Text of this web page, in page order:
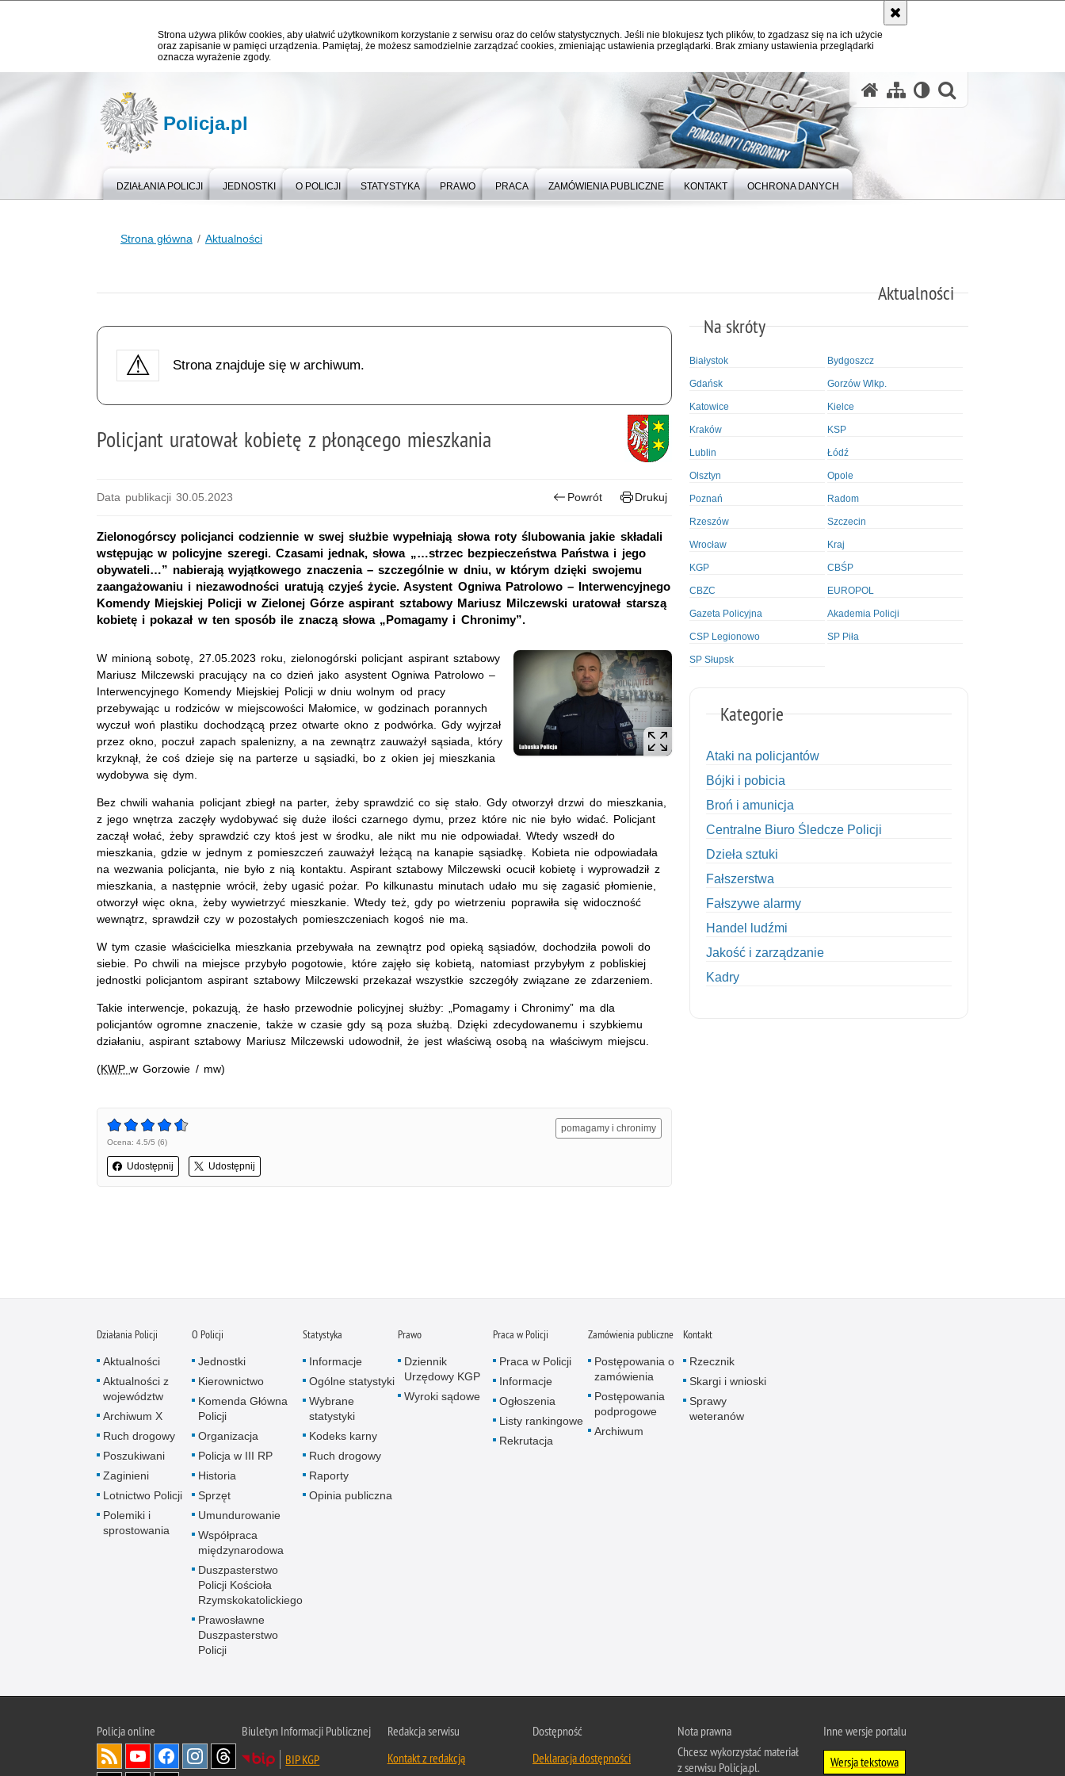
Strona używa plików cookies, aby ułatwić użytkownikom korzystanie z serwisu oraz do celów statystycznych. Jeśli nie blokujesz tych plików, to zgadzasz się na ich użycie
oraz zapisanie w pamięci urządzenia. Pamiętaj, że możesz samodzielnie zarządzać cookies, zmieniając ustawienia przeglądarki. Brak zmiany ustawienia przeglądarki
oznacza wyrażenie zgody.
Policja.pl
DZIAŁANIA POLICJI JEDNOSTKI O POLICJI STATYSTYKA PRAWO PRACA ZAMÓWIENIA PUBLICZNE KONTAKT OCHRONA DANYCH
Strona główna Aktualności
Aktualności
Strona znajduje się w archiwum.
Policjant uratował kobietę z płonącego mieszkania
Data publikacji 30.05.2023 Powrót Drukuj
Zielonogórscy policjanci codziennie w swej służbie wypełniają słowa roty ślubowania jakie składali
wstępując w policyjne szeregi. Czasami jednak, słowa „…strzec bezpieczeństwa Państwa i jego
obywateli…” nabierają wyjątkowego znaczenia – szczególnie w dniu, w którym dzięki swojemu
zaangażowaniu i niezawodności uratują czyjeś życie. Asystent Ogniwa Patrolowo – Interwencyjnego
Komendy Miejskiej Policji w Zielonej Górze aspirant sztabowy Mariusz Milczewski uratował starszą
kobietę i pokazał w ten sposób ile znaczą słowa „Pomagamy i Chronimy”.
W minioną sobotę, 27.05.2023 roku, zielonogórski policjant aspirant sztabowy
Mariusz Milczewski pracujący na co dzień jako asystent Ogniwa Patrolowo –
Interwencyjnego Komendy Miejskiej Policji w dniu wolnym od pracy
przebywając u rodziców w miejscowości Małomice, w godzinach porannych
wyczuł woń plastiku dochodzącą przez otwarte okno z podwórka. Gdy wyjrzał
przez okno, poczuł zapach spalenizny, a na zewnątrz zauważył sąsiada, który
krzyknął, że coś dzieje się na parterze u sąsiadki, bo z okien jej mieszkania
wydobywa się dym.
Bez chwili wahania policjant zbiegł na parter, żeby sprawdzić co się stało. Gdy otworzył drzwi do mieszkania,
z jego wnętrza zaczęły wydobywać się duże ilości czarnego dymu, przez które nic nie było widać. Policjant
zaczął wołać, żeby sprawdzić czy ktoś jest w środku, ale nikt mu nie odpowiadał. Wtedy wszedł do
mieszkania, gdzie w jednym z pomieszczeń zauważył leżącą na kanapie sąsiadkę. Kobieta nie odpowiadała
na wezwania policjanta, nie było z nią kontaktu. Aspirant sztabowy Milczewski ocucił kobietę i wyprowadził z
mieszkania, a następnie wrócił, żeby ugasić pożar. Po kilkunastu minutach udało mu się zagasić płomienie,
otworzył więc okna, żeby wywietrzyć mieszkanie. Wtedy też, gdy po wietrzeniu poprawiła się widoczność
wewnątrz, sprawdził czy w pozostałych pomieszczeniach kogoś nie ma.
W tym czasie właścicielka mieszkania przebywała na zewnątrz pod opieką sąsiadów, dochodziła powoli do
siebie. Po chwili na miejsce przybyło pogotowie, które zajęło się kobietą, natomiast przybyłym z pobliskiej
jednostki policjantom aspirant sztabowy Milczewski przekazał wszystkie szczegóły związane ze zdarzeniem.
Takie interwencje, pokazują, że hasło przewodnie policyjnej służby: „Pomagamy i Chronimy” ma dla
policjantów ogromne znaczenie, także w czasie gdy są poza służbą. Dzięki zdecydowanemu i szybkiemu
działaniu, aspirant sztabowy Mariusz Milczewski udowodnił, że jest właściwą osobą na właściwym miejscu.
(KWPw Gorzowie / mw)
Ocena: 4.5/5 (6)
Udostępnij Udostępnij
pomagamy i chronimy
Na skróty
Białystok Bydgoszcz
Gdańsk Gorzów Wlkp.
Katowice Kielce
Kraków KSP
Lublin Łódź
Olsztyn Opole
Poznań Radom
Rzeszów Szczecin
Wrocław Kraj
KGP CBŚP
CBZC EUROPOL
Gazeta Policyjna Akademia Policji
CSP Legionowo SP Piła
SP Słupsk
Kategorie
Ataki na policjantów
Bójki i pobicia
Broń i amunicja
Centralne Biuro Śledcze Policji
Dzieła sztuki
Fałszerstwa
Fałszywe alarmy
Handel ludźmi
Jakość i zarządzanie
Kadry
Odpowiedzialność majątkowa Policji
Pranie brudnych pieniędzy
Prawa człowieka
Działania Policji
Aktualności
Aktualności z
województw
Archiwum X
Ruch drogowy
Poszukiwani
Zaginieni
Lotnictwo Policji
Polemiki i
sprostowania
O Policji
Jednostki
Kierownictwo
Komenda Główna
Policji
Organizacja
Policja w III RP
Historia
Sprzęt
Umundurowanie
Współpraca
międzynarodowa
Duszpasterstwo
Policji Kościoła
Rzymskokatolickiego
Prawosławne
Duszpasterstwo
Policji
Statystyka
Informacje
Ogólne statystyki
Wybrane
statystyki
Kodeks karny
Ruch drogowy
Raporty
Opinia publiczna
Prawo
Dziennik
Urzędowy KGP
Wyroki sądowe
Praca w Policji
Praca w Policji
Informacje
Ogłoszenia
Listy rankingowe
Rekrutacja
Zamówienia publiczne
Postępowania o
zamówienia
Postępowania
podprogowe
Archiwum
Kontakt
Rzecznik
Skargi i wnioski
Sprawy
weteranów
Policjaonline
Biuletyn Informacji Publicznej
BIP KGP
Redakcja serwisu
Kontakt z redakcją
Dostępność
Deklaracja dostępności
Nota prawna
Chcesz wykorzystać materiał
z serwisu Policja.pl.
Inne wersje portalu
Wersja tekstowa